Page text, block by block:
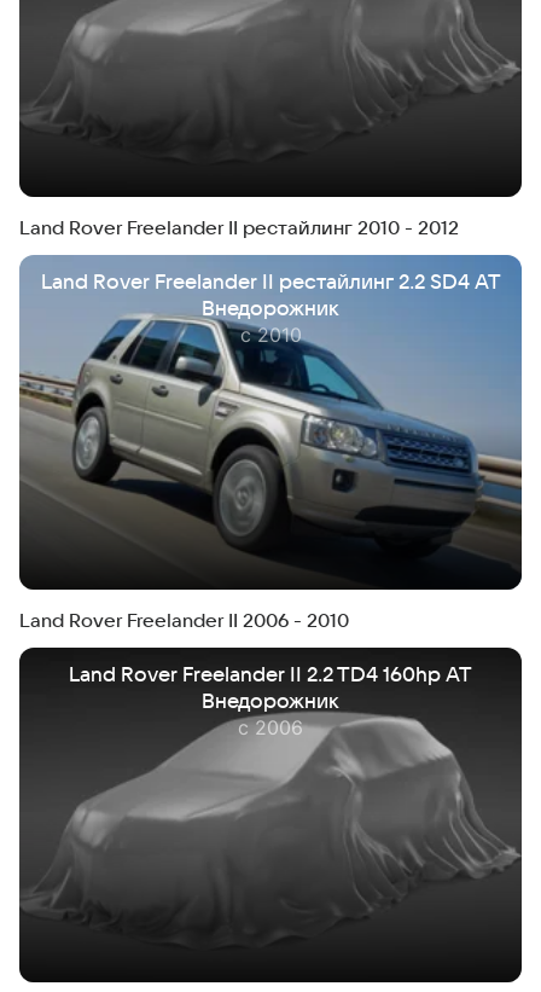
Land Rover Freelander II рестайлинг 2010 - 2012
Land Rover Freelander II рестайлинг 2.2 SD4 AT
Внедорожник
с 2010
Land Rover Freelander II 2006 - 2010
Land Rover Freelander II 2.2 TD4 160hp AT
Внедорожник
с 2006